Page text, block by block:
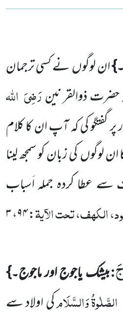
ان لوگوںنے کسی ترجمان
حضرت ذوالقر نینرَضِیَ اللہ
گفتگو کی کہ آپ ان کا کلام
لوگوںکی زبان کو سمجھ لینا
سےعطا کردہ جملہ اَسباب
الکہف، تحت الآیۃ
: ۹۴، ۳
:بیشک یاجوج اور ماجوج۔}
الصَّلٰوۃُ وَالسَّلَامکی اولاد سے